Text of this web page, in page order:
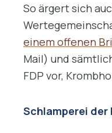
So ärgert sich
einem offenen
Mail) und
FDP vor,
Schlamperei